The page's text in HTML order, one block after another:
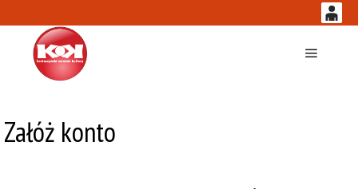
0,00
14 54
Załóż konto